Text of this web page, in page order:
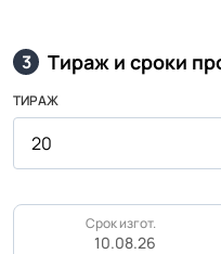
3 Тираж и сроки
ТИРАЖ
Срок изгот.
10.08.26